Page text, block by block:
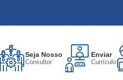
Seja Nosso
Consultor
Enviar
Currículo